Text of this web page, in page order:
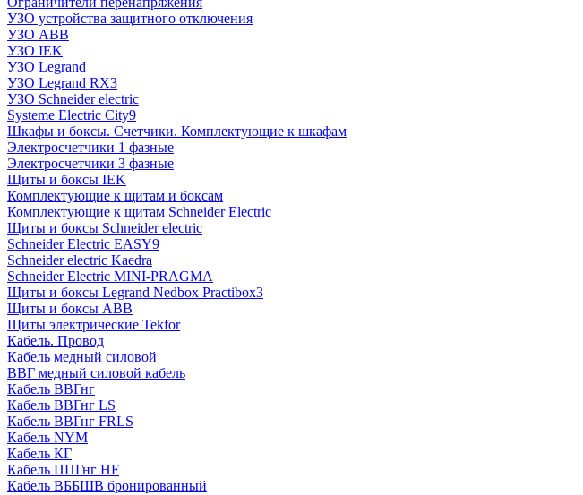
УЗО устройства защитного отключения
УЗО ABB
УЗО IEK
УЗО Legrand
УЗО Legrand RX3
УЗО Schneider electric
Systeme Electric City9
Шкафы и боксы. Счетчики. Комплектующие к шкафам
Электросчетчики 1 фазные
Электросчетчики 3 фазные
Щиты и боксы IEK
Комплектующие к щитам и боксам
Комплектующие к щитам Schneider Electric
Щиты и боксы Schneider electric
Schneider Electric EASY9
Schneider electric Kaedra
Schneider Electric MINI-PRAGMA
Щиты и боксы Legrand Nedbox Practibox3
Щиты и боксы ABB
Щиты электрические Tekfor
Кабель. Провод
Кабель медный силовой
ВВГ медный силовой кабель
Кабель ВВГнг
Кабель ВВГнг LS
Кабель ВВГнг FRLS
Кабель NYM
Кабель КГ
Кабель ППГнг HF
Кабель ВББШВ бронированный